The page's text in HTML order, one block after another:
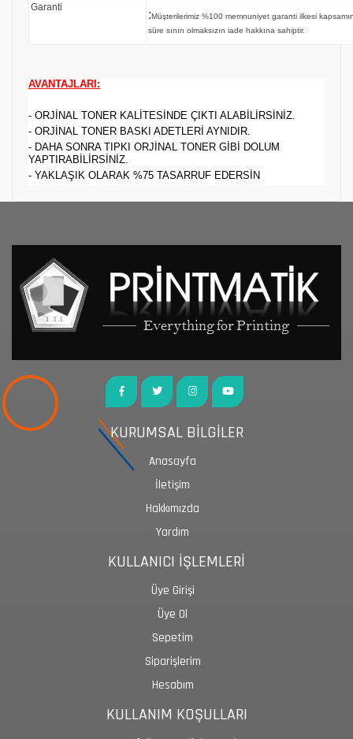
Garanti
:Müşterilerimiz %100 memnuniyet garanti ilkesi
süre sınırı olmaksızın iade hakkına sahiptir.
AVANTAJLARI:
- ORJİNAL TONER KALİTESİNDE ÇIKTI ALABİLİRSİNİZ.
- ORJİNAL TONER BASKI ADETLERİ AYNIDIR.
- DAHA SONRA TIPKI ORJİNAL TONER GİBİ DOLUM
YAPTIRABİLİRSİNİZ.
- YAKLAŞIK OLARAK %75 TASARRUF EDERSİN
KURUMSAL BİLGİLER
Anasayfa
İletişim
Hakkımızda
Yardım
KULLANICI İŞLEMLERİ
Üye Girişi
Üye Ol
Sepetim
Siparişlerim
Hesabım
KULLANIM KOŞULLARI